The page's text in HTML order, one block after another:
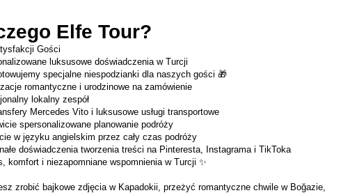
Elfe Tour?
Gości
luksusowe doświadczenia w Turcji
specjalne niespodzianki dla naszych gości 🎁
romantyczne i urodzinowe na zamówienie
lokalny zespół
Mercedes Vito i luksusowe usługi transportowe
spersonalizowane planowanie podróży
w języku angielskim przez cały czas podróży
doświadczenia tworzenia treści na Pinteresta, Instagrama i TikToka
komfort i niezapomniane wspomnienia w Turcji ✨
zrobić bajkowe zdjęcia w Kapadokii, przeżyć romantyczne chwile w Boğazie,